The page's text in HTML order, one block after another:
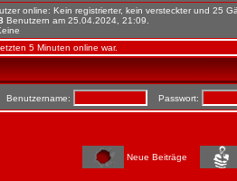
online: Kein registrierter, kein versteckter und 25
Benutzern am 25.04.2024, 21:09.
5 Minuten online war.
Benutzername: Passwort:
Neue Beiträge